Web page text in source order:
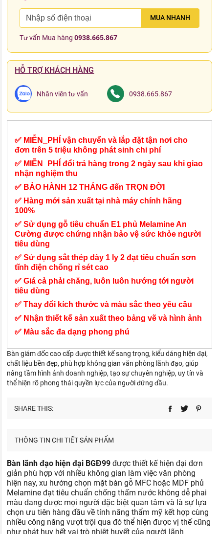
MUA NHANH
Tư vấn Mua hàng0938.665.867
HỖ TRỢ KHÁCH HÀNG
Nhân viên tư vấn 0938.665.867
✅ MIỄN_PHÍ vận chuyển và lắp đặt tận nơi cho
đơn trên 5 triệu không phát sinh chi phí
✅ MIỄN_PHÍ đổi trả hàng trong 2 ngày sau khi giao
nhận nghiệm thu
✅ BẢO HÀNH 12 THÁNG đến TRỌN ĐỜI
✅ Hàng mới sản xuất tại nhà máy chính hãng
100%
✅ Sử dụng gỗ tiêu chuẩn E1 phủ Melamine An
Cường được chứng nhận bảo vệ sức khỏe người
tiêu dùng
✅ Sử dụng sắt thép dày 1 ly 2 đạt tiêu chuẩn sơn
tĩnh điện chống rỉ sét cao
✅ Giá cả phải chăng, luôn luôn hướng tới người
tiêu dùng
✅ Thay đổi kích thước và màu sắc theo yêu cầu
✅ Nhận thiết kế sản xuất theo bảng vẽ và hình ảnh
✅ Màu sắc đa dạng phong phú
Bàn giám đốc cao cấp được thiết kế sang trọng, kiểu dáng hiện đại,
chất liệu bền đẹp, phù hợp không gian văn phòng lãnh đạo, giúp
nâng tầm hình ảnh doanh nghiệp, tạo sự chuyên nghiệp, uy tín và
thể hiện rõ phong thái quyền lực của người đứng đầu.
SHARE THIS:
THÔNG TIN CHI TIẾT SẢN PHẨM
Bàn lãnh đạo hiện đại BGĐ99 được thiết kế hiện đại đơn
giản phù hợp với nhiều không gian làm việc văn phòng
hiện nay, xu hướng chọn mặt bàn gỗ MFC hoặc MDF phủ
Melamine đạt tiêu chuẩn chống thấm nước không dễ phai
màu đang được mọi người đặc biệt quan tâm và là sự lựa
chọn ưu tiên hàng đầu về tính năng thẩm mỹ kết hợp cùng
nhiều công năng vượt trội qua đó thể hiện được vị thế cũng
như phát huy hết vai trò nhiệt huyết của người lãnh